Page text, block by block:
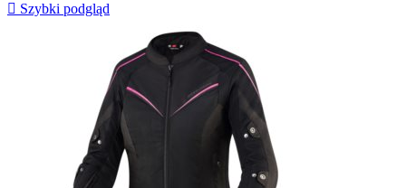
 Szybki podgląd